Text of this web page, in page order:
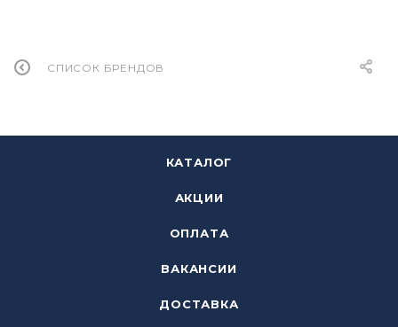
СПИСОК БРЕНДОВ
КАТАЛОГ
АКЦИИ
ОПЛАТА
ВАКАНСИИ
ДОСТАВКА